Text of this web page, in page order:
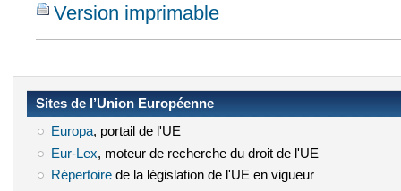
Version imprimable
Sites de l’Union Européenne
Europa(le lien est externe)
, portail de l'UE
Eur-Lex (le lien est externe)
, moteur de recherche du droit de l'UE
Répertoire(le lien est externe)
de la législation de l'UE en vigueur